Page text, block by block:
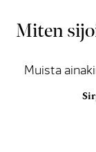
Miten
Muista